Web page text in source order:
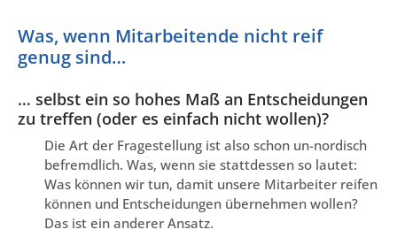
Was, wenn Mitarbeitende nicht reif
genug sind…
… selbst ein so hohes Maß an Entscheidungen
zu treffen (oder es einfach nicht wollen)?
Die Art der Fragestellung ist also schon un-nordisch
befremdlich. Was, wenn sie stattdessen so lautet:
Was können wir tun, damit unsere Mitarbeiter reifen
können und Entscheidungen übernehmen wollen?
Das ist ein anderer Ansatz.